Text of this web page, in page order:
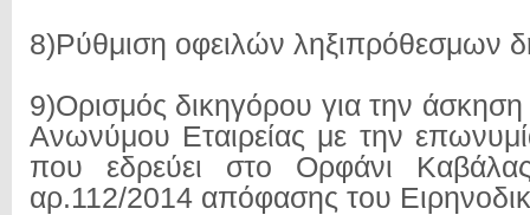
8)Ρύθμιση οφειλών ληξιπρόθεσμων
9)Ορισμός δικηγόρου για την
Ανωνύμου Εταιρείας με την
που εδρεύει στο Ορφάνι
αρ.112/2014 απόφασης του